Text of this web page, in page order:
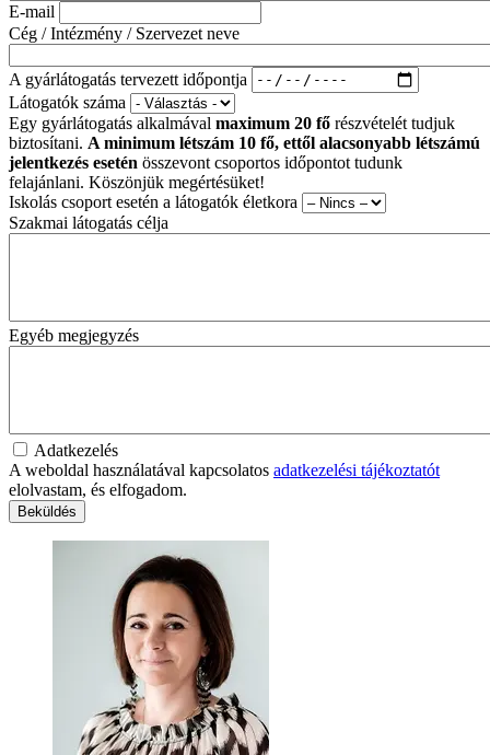
E-mail
Cég / Intézmény / Szervezet neve
A gyárlátogatás tervezett időpontja
Látogatók száma
Egy gyárlátogatás alkalmával maximum 20 fő részvételét tudjuk
biztosítani. A minimum létszám 10 fő, ettől alacsonyabb létszámú
jelentkezés esetén összevont csoportos időpontot tudunk
felajánlani. Köszönjük megértésüket!
Iskolás csoport esetén a látogatók életkora
Szakmai látogatás célja
Egyéb megjegyzés
Adatkezelés
A weboldal használatával kapcsolatos adatkezelési tájékoztatót
elolvastam, és elfogadom.